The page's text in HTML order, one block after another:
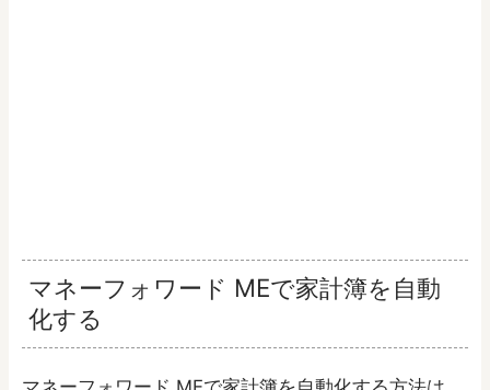
マネーフォワード MEで家計簿を自動
化する